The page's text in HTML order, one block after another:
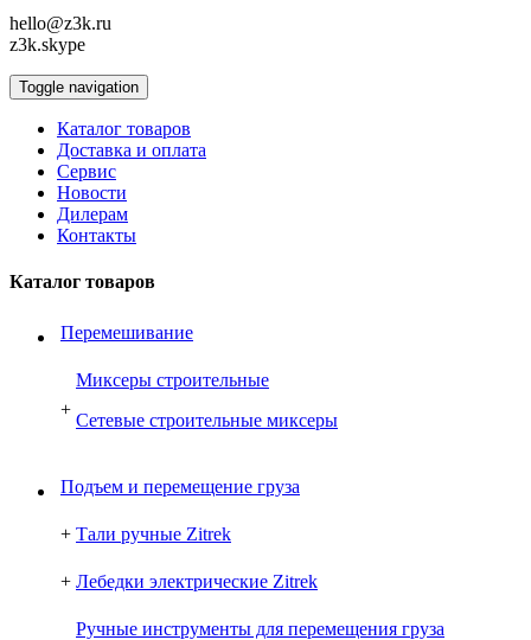
hello@z3k.ru
z3k.skype
Toggle navigation
Каталог товаров
Доставка и оплата
Сервис
Новости
Дилерам
Контакты
Каталог товаров
Перемешивание
+
Миксеры строительные
Сетевые строительные миксеры
Подъем и перемещение груза
+ Тали ручные Zitrek
+ Лебедки электрические Zitrek
Ручные инструменты для перемещения груза